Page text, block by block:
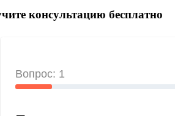
консультацию бесплатно